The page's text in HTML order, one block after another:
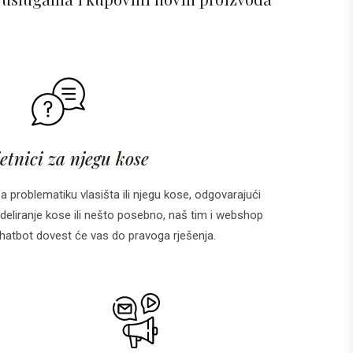
za njegu kose
problematiku vlasišta ili njegu kose, odgovarajući
kose ili nešto posebno, naš tim i webshop
dovest će vas do pravoga rješenja.